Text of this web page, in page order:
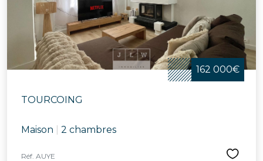
162 000€
TOURCOING
Maison 2 chambres
Réf. AUYE